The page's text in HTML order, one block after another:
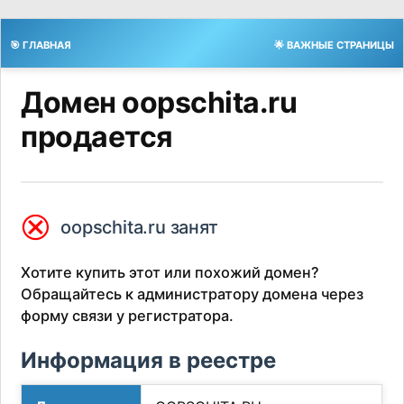
🎯 ГЛАВНАЯ 🌟 ВАЖНЫЕ СТРАНИЦЫ
Домен oopschita.ru
продается
⮿ oopschita.ru занят
Хотите купить этот или похожий домен?
Обращайтесь к администратору домена через
форму связи у регистратора.
Информация в реестре